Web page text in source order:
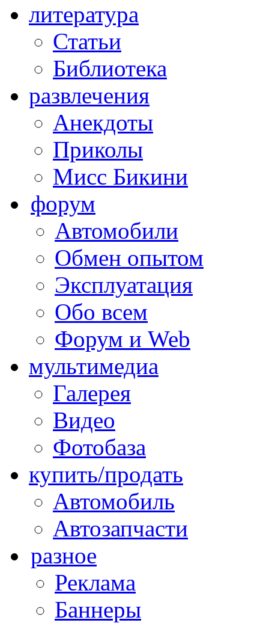
литература
Статьи
Библиотека
развлечения
Анекдоты
Приколы
Мисс Бикини
форум
Автомобили
Обмен опытом
Эксплуатация
Обо всем
Форум и Web
мультимедиа
Галерея
Видео
Фотобаза
купить/продать
Автомобиль
Автозапчасти
разное
Реклама
Баннеры